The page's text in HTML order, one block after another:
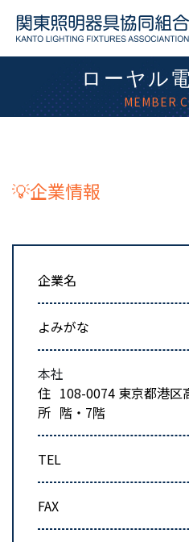
ローヤル
MEMBER
💡企業情報
企業名
よみがな
本社
住
所
108-0074 東京都港
階・7階
TEL
FAX